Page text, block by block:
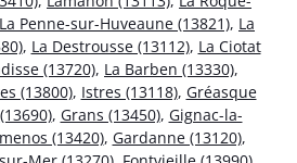
La Penne-sur-Huveaune (13821), La
, La Destrousse (13112), La Ciotat
(13720), La Barben (13330),
(13800), Istres (13118), Gréasque
, Grans (13450), Gignac-la-
(13420), Gardanne (13120),